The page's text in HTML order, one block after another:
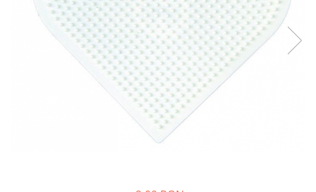
Vopsele
Biciclete si Triciclete